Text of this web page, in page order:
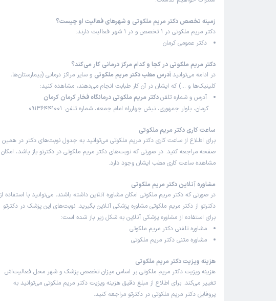
زمینه تخصص دکتر مریم ملکوتی و شهرهای فعالیت او چیست؟
دکتر مریم ملکوتی در 1 تخصص و در 1 شهر فعالیت دارند:
دکتر عمومی کرمان
دکتر مریم ملکوتی در کجا و کدام مرکز درمانی کار می‌کند؟
در ادامه می‌توانید آدرس مطب دکتر مریم ملکوتی و سایر مراکز درمانی (بیمارستان‌ها،
کلینیک‌ها و …) که ایشان در آن کار طبابت انجام می‌دهند، مشاهده کنید:
آدرس و شماره تلفندکتر مریم ملکوتی درمانگاه فخار کرمان کرمان
کرمان، بلوار جمهوری، نبش چهارراه امام جمعه، شماره تلفن: 09136441001
ساعت کاری دکتر مریم ملکوتی
برای اطلاع از ساعت کاری دکتر مریم ملکوتی می‌توانید به جدول نوبت‌های دکتر در همین
صفحه مراجعه کنید. در صورتی که نوبت‌های دکتر مریم ملکوتی در دکترتو باز باشد، امکان
مشاهده ساعت کاری مطب ایشان وجود دارد.
مشاوره آنلاین دکتر مریم ملکوتی
در صورتی که دکتر مریم ملکوتی امکان مشاوره آنلاین داشته باشند، می‌توانید با استفاده از
دکترتو از دکتر مریم ملکوتی مشاوره پزشکی آنلاین بگیرید. نوبت‌های این پزشک در دکترتو
برای استفاده از مشاوره پزشکی آنلاین به شکل زیر باز شده است:
مشاوره تلفنی دکتر مریم ملکوتی
مشاوره متنی دکتر مریم ملکوتی
هزینه ویزیت دکتر مریم ملکوتی
هزینه ویزیت دکتر مریم ملکوتی بر اساس میزان تخصص پزشک و شهر محل فعالیت‌اش
تغییر می‌کند. برای اطلاع از مبلغ دقیق هزینه ویزیت دکتر مریم ملکوتی می‌توانید به
پروفایل دکتر مریم ملکوتی در دکترتو مراجعه کنید.